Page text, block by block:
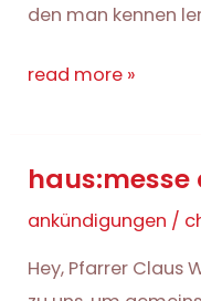
den man kennen
haus:messe
simonsen
read more »
haus:messe
ankündigungen /
Hey, Pfarrer Claus